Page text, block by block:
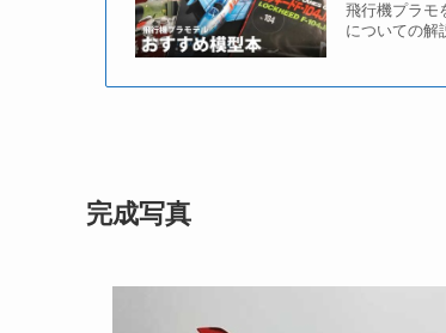
飛行機プラモ
についての解
完成写真